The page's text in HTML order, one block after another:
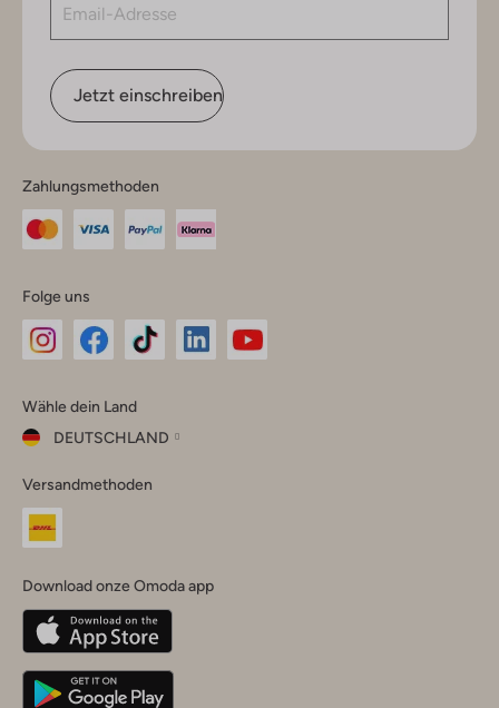
Jetzt einschreiben
Zahlungsmethoden
Folge uns
Instagram
Facebook
TikTok
Wähle dein Land
DEUTSCHLAND
dein
Land
Belgique(Français)
Deutschland
Versandmethoden
Download onze Omoda app